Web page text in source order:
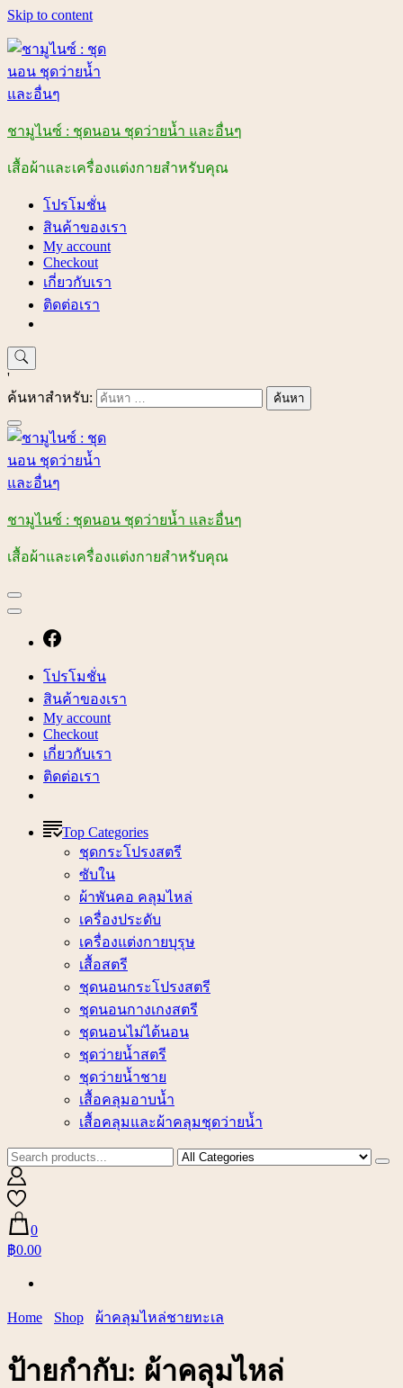
Skip to content
ชามูไนซ์ : ชุดนอน ชุดว่ายน้ำ และอื่นๆ
เสื้อผ้าและเครื่องแต่งกายสำหรับคุณ
โปรโมชั่น
สินค้าของเรา
My account
Checkout
เกี่ยวกับเรา
ติดต่อเรา
'
ค้นหาสำหรับ:
ชามูไนซ์ : ชุดนอน ชุดว่ายน้ำ และอื่นๆ
เสื้อผ้าและเครื่องแต่งกายสำหรับคุณ
โปรโมชั่น
สินค้าของเรา
My account
Checkout
เกี่ยวกับเรา
ติดต่อเรา
Top Categories
ชุดกระโปรงสตรี
ซับใน
ผ้าพันคอ คลุมไหล่
เครื่องประดับ
เครื่องแต่งกายบุรุษ
เสื้อสตรี
ชุดนอนกระโปรงสตรี
ชุดนอนกางเกงสตรี
ชุดนอนไม่ได้นอน
ชุดว่ายน้ำสตรี
ชุดว่ายน้ำชาย
เสื้อคลุมอาบน้ำ
เสื้อคลุมและผ้าคลุมชุดว่ายน้ำ
0
฿0.00
Home Shop ผ้าคลุมไหล่ชายทะเล
ป้ายกำกับ: ผ้าคลุมไหล่